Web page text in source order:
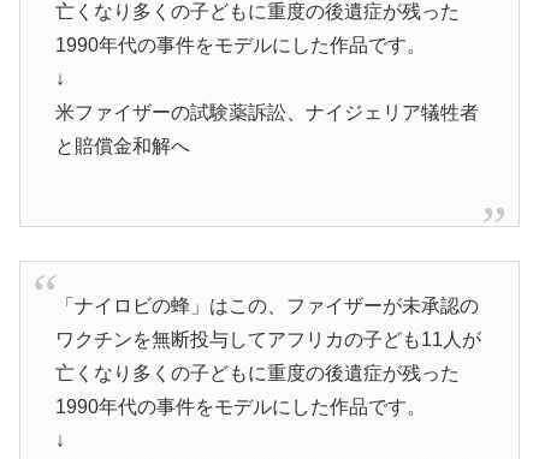
亡くなり多くの子どもに重度の後遺症が残った
1990年代の事件をモデルにした作品です。
↓
米ファイザーの試験薬訴訟、ナイジェリア犠牲者
と賠償金和解へ
「ナイロビの蜂」はこの、ファイザーが未承認の
ワクチンを無断投与してアフリカの子ども11人が
亡くなり多くの子どもに重度の後遺症が残った
1990年代の事件をモデルにした作品です。
↓